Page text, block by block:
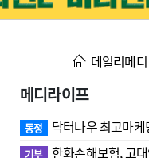
지침·기준·평가데일리메
메디라이프
동정 닥터나우 최고마
기부 한화손해보험, 고